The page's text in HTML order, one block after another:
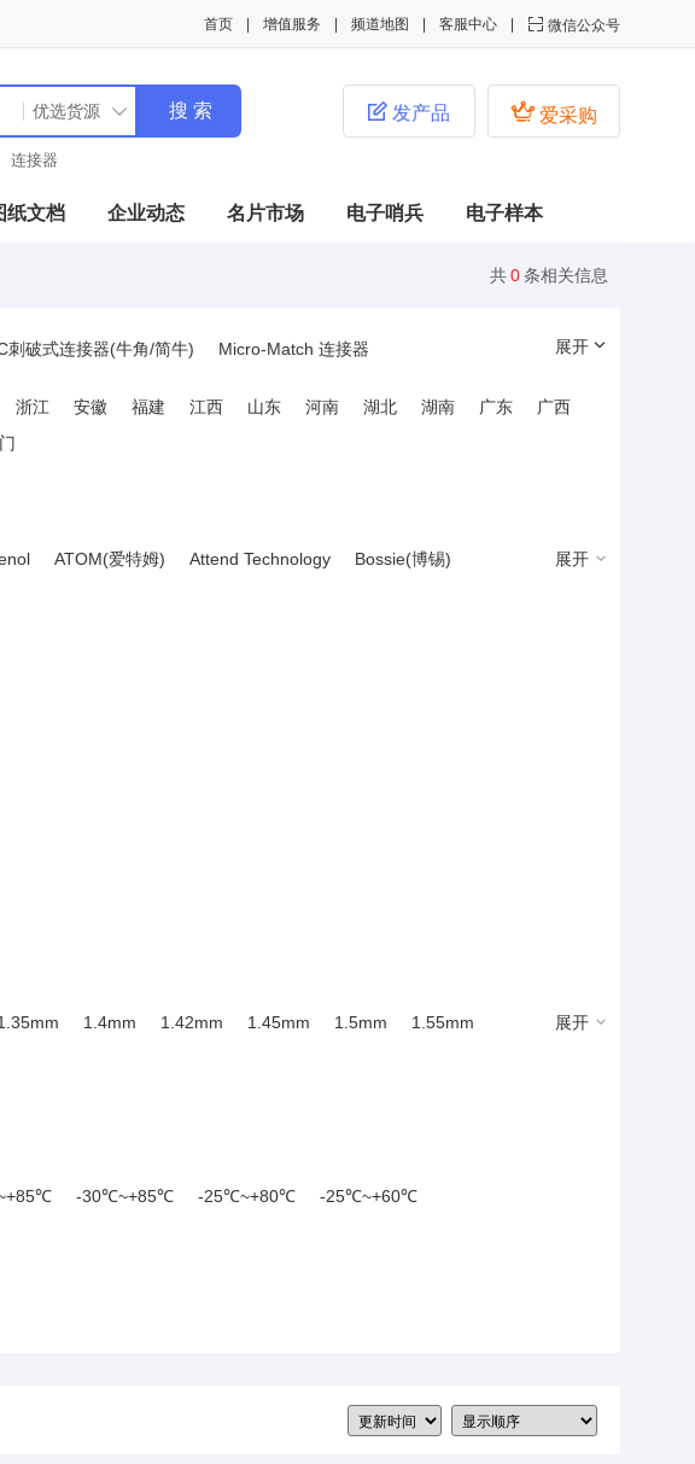
 微信公众号
客服中心
频道地图
增值服务
首页
连接器
 爱采购
 发产品
纸文档 企业动态 名片市场 电子哨兵 电子样本
共0条相关信息
刺破式连接器(牛角/简牛)
Micro-Match 连接器
弹簧式接线端子 栅栏式接线端子
布线快速连接式接线端子
器
接器附件 光伏(太阳能板)连接器 连接器外壳 预售连接器
展开
浙江 安徽 福建 江西 山东 河南 湖北 湖南 广东
广西
ATOM(爱特姆) Attend Technology
Bossie(博锡)
展开
1.4mm 1.42mm 1.45mm 1.5mm
1.55mm
展开
-30℃~+85℃ -25℃~+80℃
-25℃~+60℃